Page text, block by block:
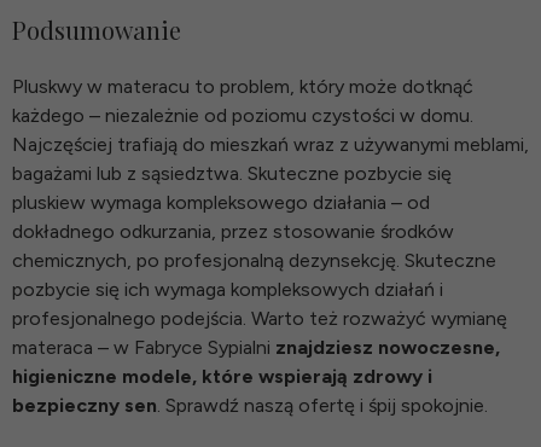
Podsumowanie
Pluskwy w materacu to problem, który może dotknąć
każdego – niezależnie od poziomu czystości w domu.
Najczęściej trafiają do mieszkań wraz z używanymi meblami,
bagażami lub z sąsiedztwa. Skuteczne pozbycie się
pluskiew wymaga kompleksowego działania – od
dokładnego odkurzania, przez stosowanie środków
chemicznych, po profesjonalną dezynsekcję. Skuteczne
pozbycie się ich wymaga kompleksowych działań i
profesjonalnego podejścia. Warto też rozważyć wymianę
materaca – w Fabryce Sypialni znajdziesz nowoczesne,
higieniczne modele, które wspierają zdrowy i
bezpieczny sen. Sprawdź naszą ofertę i śpij spokojnie.